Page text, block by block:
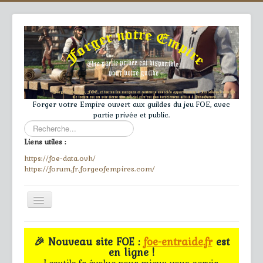
Forger votre Empire ouvert aux guildes du jeu FOE, avec
partie privée et public.
Rechercher
Liens utiles :
https://foe-data.ovh/
https://forum.fr.forgeofempires.com/
Toggle
Navigation
≡
Accueil
🎉 Nouveau site FOE :foe-entraide.frest
en ligne !